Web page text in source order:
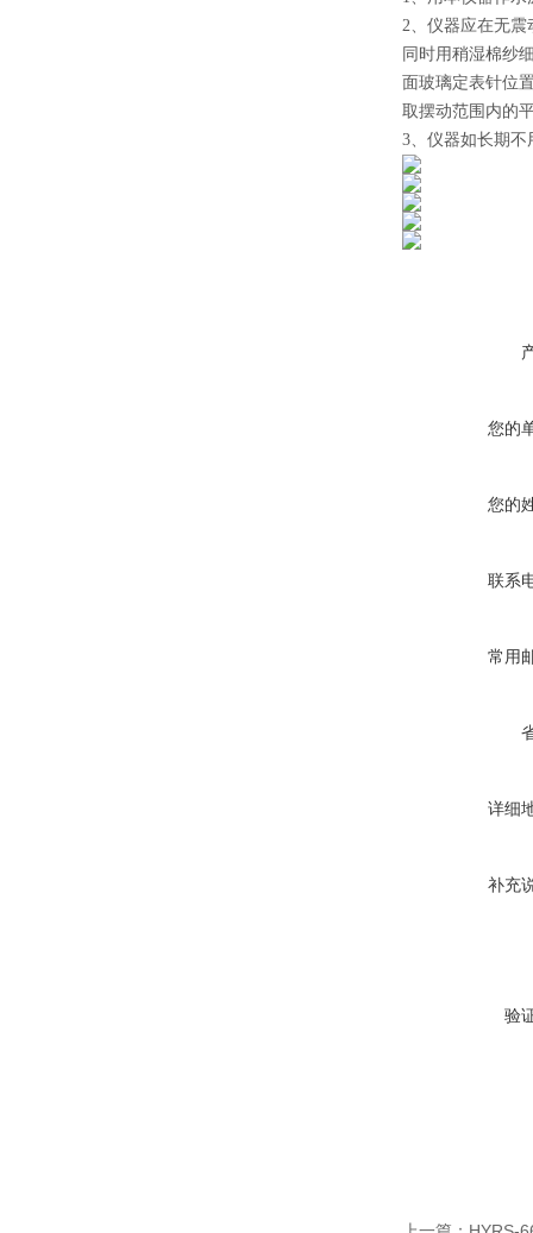
2、仪器应在无震
同时用稍湿棉纱
面玻璃定表针位
取摆动范围内的
3、仪器如长期
您的
您的
联系
常用
详细
补充
验